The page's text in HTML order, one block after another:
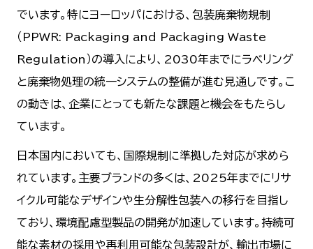
でいます。特にヨーロッパにおける、包装廃棄物規制
（PPWR: Packaging and Packaging Waste
Regulation）の導入により、2030年までにラベリング
と廃棄物処理の統一システムの整備が進む見通しです。こ
の動きは、企業にとっても新たな課題と機会をもたらし
ています。
日本国内においても、国際規制に準拠した対応が求めら
れています。主要ブランドの多くは、2025年までにリサ
イクル可能なデザインや生分解性包装への移行を目指し
ており、環境配慮型製品の開発が加速しています。持続可
能な素材の採用や再利用可能な包装設計が、輸出市場に